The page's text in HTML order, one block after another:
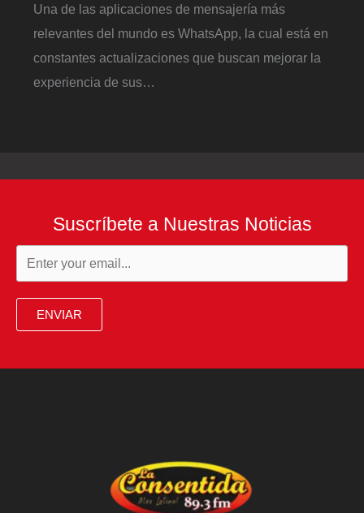
Una de las aplicaciones de mensajería más
relevantes del mundo es WhatsApp, la cual está en
constantes actualizaciones que buscan mejorar la
experiencia de sus…
Suscríbete a Nuestras Noticias
ENVIAR